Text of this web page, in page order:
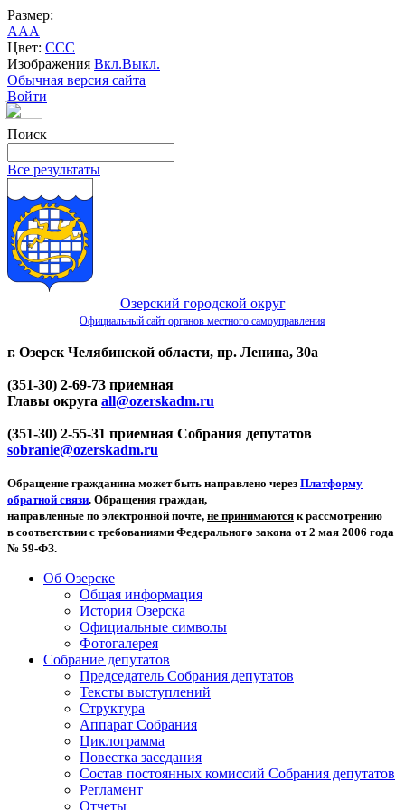
Размер:
AAA
Цвет: CCC
Изображения Вкл.Выкл.
Обычная версия сайта
Войти
Поиск
Все результаты
Озерский городской округ
Официальный сайт органов местного самоуправления
г. Озерск Челябинской области, пр. Ленина, 30а
(351-30) 2-69-73 приемная
Главы округа all@ozerskadm.ru
(351-30) 2-55-31 приемная Собрания депутатов
sobranie@ozerskadm.ru
Обращение гражданина может быть направлено через Платформу
обратной связи. Обращения граждан,
направленные по электронной почте, не принимаются к рассмотрению
в соответствии с требованиями Федерального закона от 2 мая 2006 года
№ 59-ФЗ.
Об Озерске
Общая информация
История Озерска
Официальные символы
Фотогалерея
Собрание депутатов
Председатель Собрания депутатов
Тексты выступлений
Структура
Аппарат Собрания
Циклограмма
Повестка заседания
Состав постоянных комиссий Собрания депутатов
Регламент
Отчеты